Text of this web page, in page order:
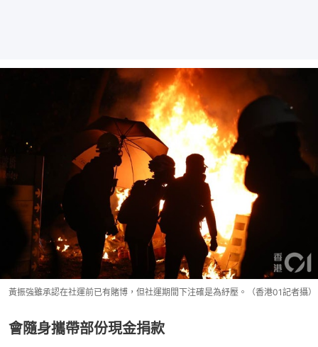
黃振強雖承認在社運前已有賭博，但社運期間下注確是為紓壓。（香港01記者攝）
會隨身攜帶部份現金捐款